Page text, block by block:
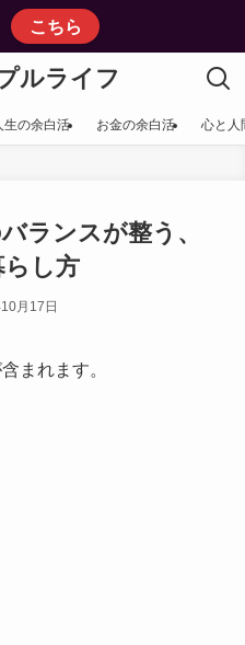
こちら
ルライフ
生の余白活 お金の余白活 心と人
ランスが整う、
し方
月17日
まれます。